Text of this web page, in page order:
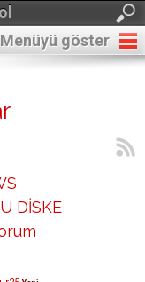
Menüyü göster
DİSKE